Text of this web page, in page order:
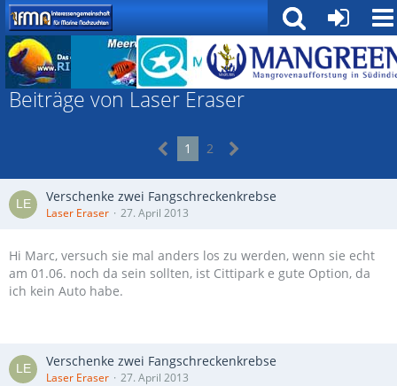
Forum
Beiträge von Laser Eraser
1 2
Verschenke zwei Fangschreckenkrebse
Laser Eraser 27. April 2013
Hi Marc, versuch sie mal anders los zu werden, wenn sie echt
am 01.06. noch da sein sollten, ist Cittipark e gute Option, da
ich kein Auto habe.
Verschenke zwei Fangschreckenkrebse
Laser Eraser 27. April 2013